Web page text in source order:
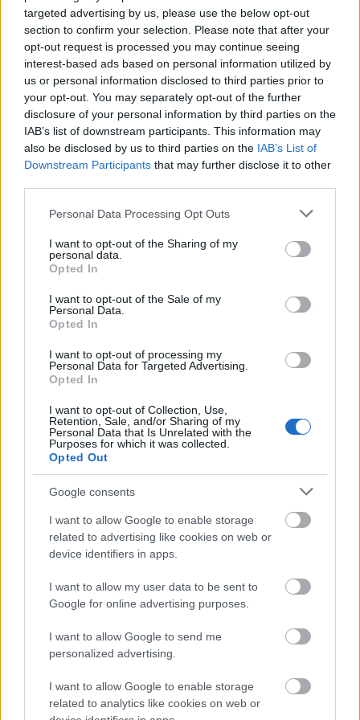
targeted advertising by us, please use the below opt-out
section to confirm your selection. Please note that after your
opt-out request is processed you may continue seeing
interest-based ads based on personal information utilized by
us or personal information disclosed to third parties prior to
your opt-out. You may separately opt-out of the further
disclosure of your personal information by third parties on the
IAB’s list of downstream participants. This information may
also be disclosed by us to third parties on the IAB’s List of
Downstream Participants that may further disclose it to other
Please note that this website/app uses one or more Google
not limited to your visit or usage behaviour. You may click to
grant or deny consent to Google and its third-party tags to
use your data for below specified purposes in below Google
consent section.
Personal Data Processing Opt Outs
I want to opt-out of the Sharing of my
personal data.
Opted In
I want to opt-out of the Sale of my
Personal Data.
Opted In
I want to opt-out of processing my
Personal Data for Targeted Advertising.
Opted In
I want to opt-out of Collection, Use,
Retention, Sale, and/or Sharing of my
Personal Data that Is Unrelated with the
Purposes for which it was collected.
Opted Out
Google consents
I want to allow Google to enable storage
related to advertising like cookies on web or
device identifiers in apps.
I want to allow my user data to be sent to
Google for online advertising purposes.
I want to allow Google to send me
personalized advertising.
I want to allow Google to enable storage
related to analytics like cookies on web or
a bábműfaj független képviselői előtt, és vállalkozik
arra, hogy a jövőben rendszeresen műsorára tűz
független bábeladásokat.
A nyitó előadásBorbáth Péter mesekönyvének, a
Sündör és Nirucímű műnek az első színpadi
változata,Bodor Panni adaptációja. A szerzőn kívül
az előadás alkotói mind friss-diplomás művészek,
akik az utolsó egyetemi évük alatt készítették az
előadást. A rendezőVarsányi Péter, a szereplők
Tóth MátyásésFőglein Fruzsina, illetve
Gergő . A barátságról szóló szívbemarkoló történet
szereplői különleges lények, akiketRaffai Péter
Palya Gáborformáltak bábokká. A mesét az alkotók
6 éves kortól ajánlják.
Sündör és Niru(fotó: Kállai-Tóth Anett)
keretében a közönséget, amely szintén kortárs író,
Gimesi Dóraegyik történetét dolgozza fel. A
című kötet címadó meséje az esendőségről és a
szerelemről szól,Nagy Orsolya
felülieknek ajánlott előadás különös formáját
alkalmazza a bábműfajnak – maszkos játék,